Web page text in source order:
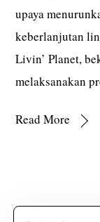
upaya
keberlanjutan
Livin’ Planet,
melaksanakan
Read More